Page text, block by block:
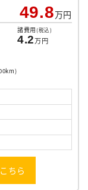
49.8万円
諸費用(税込)
4.2万円
ちら